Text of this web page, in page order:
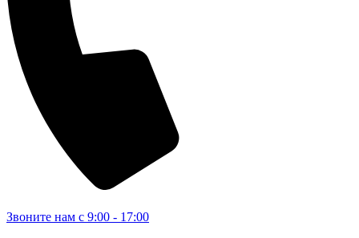
Звоните нам с 9:00 - 17:00